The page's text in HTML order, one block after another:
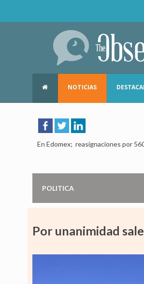
NOTICIAS
En Edomex; reasignaciones por
POLITICA
Por unanimidad